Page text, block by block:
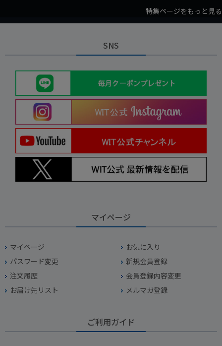
特集ページをもっと見る
SNS
マイページ
マイページ
お気に入り
パスワード変更
新規会員登録
注文履歴
会員登録内容変更
お届け先リスト
メルマガ登録
ご利用ガイド